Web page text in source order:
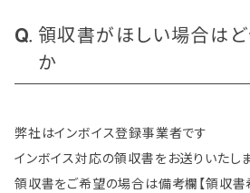
領収書がほしい場合はど
か
弊社はインボイス登録事業者です
インボイス対応の領収書をお送りいたし
領収書をご希望の場合は備考欄【領収書